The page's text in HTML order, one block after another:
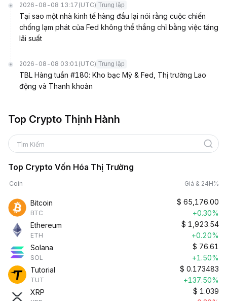
2026-08-08 13:17 (UTC) Trung lập
Tại sao một nhà kinh tế hàng đầu lại nói rằng cuộc chiến
chống lạm phát của Fed không thể thắng chỉ bằng việc tăng
lãi suất
2026-08-08 03:01 (UTC) Trung lập
TBL Hàng tuần #180: Kho bạc Mỹ & Fed, Thị trường Lao
động và Thanh khoản
Top Crypto Thịnh Hành
Tìm Kiếm
Top Crypto Vốn Hóa Thị Trường
Coin Giá & 24H%
Bitcoin
BTC
$ 65,176.00
+0.30%
Ethereum
ETH
$ 1,923.54
+0.20%
Solana
SOL
$ 76.61
+1.50%
Tutorial
TUT
$ 0.173483
+137.50%
XRP
$ 1.039